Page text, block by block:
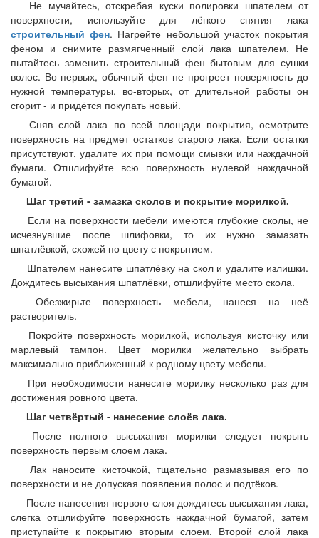
Не мучайтесь, отскребая куски полировки шпателем от
поверхности, используйте для лёгкого снятия лака
строительный фен. Нагрейте небольшой участок покрытия
феном и снимите размягченный слой лака шпателем. Не
пытайтесь заменить строительный фен бытовым для сушки
волос. Во-первых, обычный фен не прогреет поверхность до
нужной температуры, во-вторых, от длительной работы он
сгорит - и придётся покупать новый.
Сняв слой лака по всей площади покрытия, осмотрите
поверхность на предмет остатков старого лака. Если остатки
присутствуют, удалите их при помощи смывки или наждачной
бумаги. Отшлифуйте всю поверхность нулевой наждачной
бумагой.
Шаг третий - замазка сколов и покрытие морилкой.
Если на поверхности мебели имеются глубокие сколы, не
исчезнувшие после шлифовки, то их нужно замазать
шпатлёвкой, схожей по цвету с покрытием.
Шпателем нанесите шпатлёвку на скол и удалите излишки.
Дождитесь высыхания шпатлёвки, отшлифуйте место скола.
Обезжирьте поверхность мебели, нанеся на неё
растворитель.
Покройте поверхность морилкой, используя кисточку или
марлевый тампон. Цвет морилки желательно выбрать
максимально приближенный к родному цвету мебели.
При необходимости нанесите морилку несколько раз для
достижения ровного цвета.
Шаг четвёртый - нанесение слоёв лака.
После полного высыхания морилки следует покрыть
поверхность первым слоем лака.
Лак наносите кисточкой, тщательно размазывая его по
поверхности и не допуская появления полос и подтёков.
После нанесения первого слоя дождитесь высыхания лака,
слегка отшлифуйте поверхность наждачной бумагой, затем
приступайте к покрытию вторым слоем. Второй слой лака